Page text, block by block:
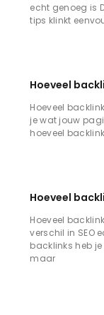
echt genoeg is
tips klinkt
Hoeveel
Hoeveel
je wat jouw
hoeveel
Hoeveel
Hoeveel
verschil in SEO
backlinks heb
maar